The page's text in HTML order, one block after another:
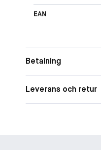
EAN
Betalning
Leverans och retur